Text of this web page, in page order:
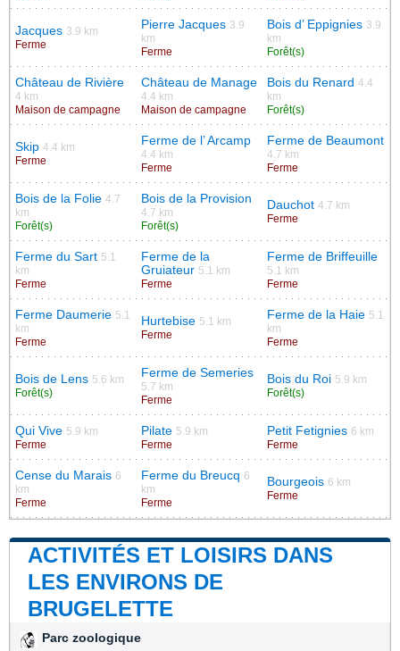
Jacques 3.9 km
Ferme
Pierre Jacques 3.9
km
Ferme
Bois d’ Eppignies 3.9
km
Forêt(s)
Château de Rivière
4 km
Maison de campagne
Château de Manage
4.4 km
Maison de campagne
Bois du Renard 4.4
km
Forêt(s)
Skip 4.4 km
Ferme
Ferme de l’ Arcamp
4.4 km
Ferme
Ferme de Beaumont
4.7 km
Ferme
Bois de la Folie 4.7
km
Forêt(s)
Bois de la Provision
4.7 km
Forêt(s)
Dauchot 4.7 km
Ferme
Ferme du Sart 5.1
km
Ferme
Ferme de la
Gruiateur 5.1 km
Ferme
Ferme de Briffeuille
5.1 km
Ferme
Ferme Daumerie 5.1
km
Ferme
Hurtebise 5.1 km
Ferme
Ferme de la Haie 5.1
km
Ferme
Bois de Lens 5.6 km
Forêt(s)
Ferme de Semeries
5.7 km
Ferme
Bois du Roi 5.9 km
Forêt(s)
Qui Vive 5.9 km
Ferme
Pilate 5.9 km
Ferme
Petit Fetignies 6 km
Ferme
Cense du Marais 6
km
Ferme
Ferme du Breucq 6
km
Ferme
Bourgeois 6 km
Ferme
ACTIVITÉS ET LOISIRS DANS
LES ENVIRONS DE
BRUGELETTE
Parc zoologique